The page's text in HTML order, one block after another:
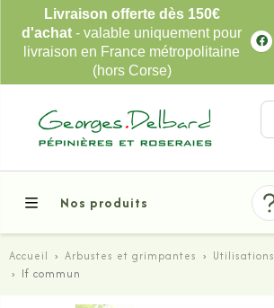
Livraison offerte dès 150€
d'achat - valable uniquement pour
livraison en France métropolitaine
(hors Corse)
Nos produits
Accueil › Arbustes et grimpantes › Utilisations
› If commun